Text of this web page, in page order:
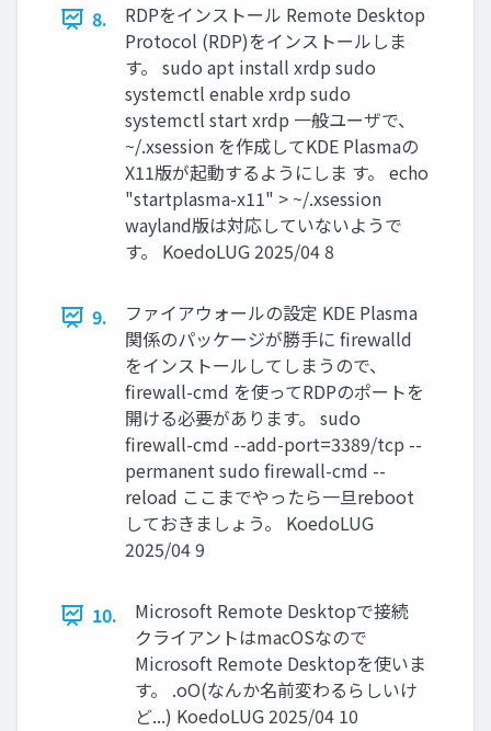
8.
RDPをインストール Remote Desktop
Protocol (RDP)をインストールしま
す。 sudo apt install xrdp sudo
systemctl enable xrdp sudo
systemctl start xrdp 一般ユーザで、
~/.xsession を作成してKDE Plasmaの
X11版が起動するようにしま す。 echo
"startplasma-x11" > ~/.xsession
wayland版は対応していないようで
す。 KoedoLUG 2025/04 8
9.
ファイアウォールの設定 KDE Plasma
関係のパッケージが勝手に firewalld
をインストールしてしまうので、
firewall-cmd を使ってRDPのポートを
開ける必要があります。 sudo
firewall-cmd --add-port=3389/tcp --
permanent sudo firewall-cmd --
reload ここまでやったら一旦reboot
しておきましょう。 KoedoLUG
2025/04 9
10.
Microsoft Remote Desktopで接続
クライアントはmacOSなので
Microsoft Remote Desktopを使いま
す。 .oO(なんか名前変わるらしいけ
ど...) KoedoLUG 2025/04 10